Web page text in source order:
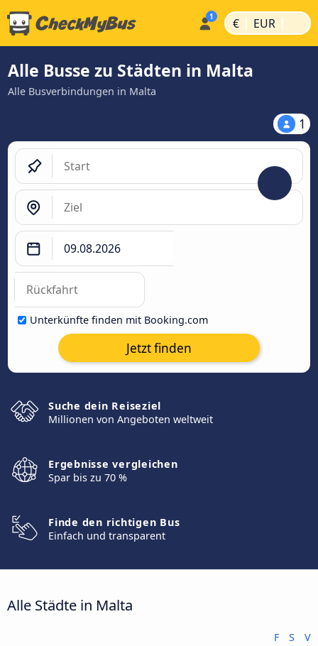
€ | EUR |
Alle Busse zu Städten in Malta
Alle Busverbindungen in Malta
1
Unterkünfte finden mit Booking.com
Jetzt finden
Suche dein Reiseziel
Millionen von Angeboten weltweit
Ergebnisse vergleichen
Spar bis zu 70 %
Finde den richtigen Bus
Einfach und transparent
Alle Städte in Malta
F S V